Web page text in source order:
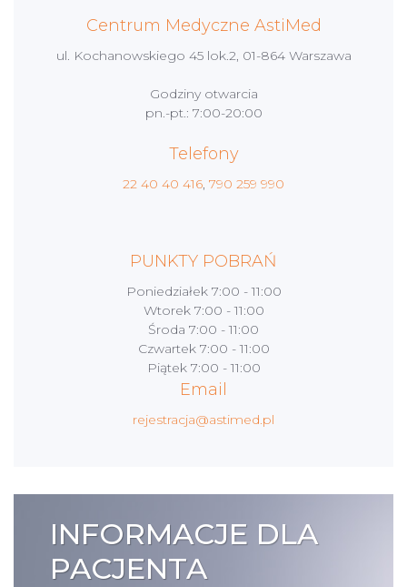
Centrum Medyczne AstiMed
ul. Kochanowskiego 45 lok.2, 01-864 Warszawa
Godziny otwarcia
pn.-pt.: 7:00-20:00
Telefony
22 40 40 416, 790 259 990
PUNKTY POBRAŃ
Poniedziałek7:00 - 11:00
Wtorek7:00 - 11:00
Środa 7:00 - 11:00
Czwartek7:00 - 11:00
Piątek7:00 - 11:00
Email
rejestracja@astimed.pl
INFORMACJE DLA
PACJENTA